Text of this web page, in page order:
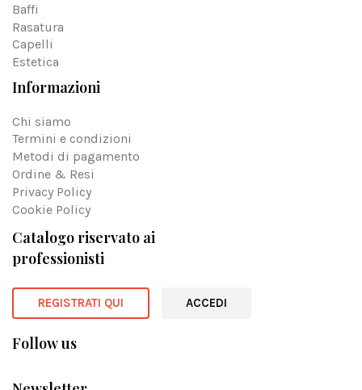
Catalogo riservato ai
professionisti
REGISTRATI QUI ACCEDI
Baffi
Rasatura
Capelli
Estetica
Informazioni
Chi siamo
Termini e condizioni
Metodi di pagamento
Ordine & Resi
Privacy Policy
Cookie Policy
Follow us